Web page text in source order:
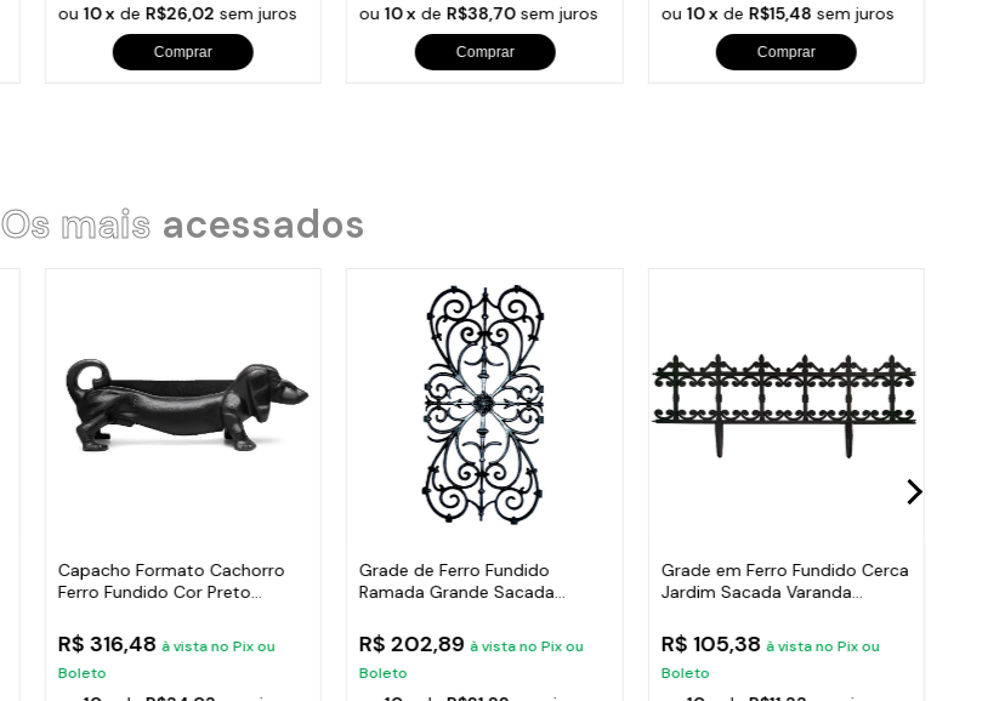
ou10 x de R$26,02 sem juros
Comprar
ou10 x deR$38,70 sem juros
Comprar
ou10 x de R$15,48 sem juros
Comprar
Os mais acessados
Capacho Formato Cachorro
Ferro Fundido Cor Preto
R$ 316,48 à vista no Pix ou
Boleto
Grade de Ferro Fundido
Ramada Grande Sacada
R$ 202,89à vista no Pix ou
Boleto
Grade em Ferro Fundido Cerca
Jardim Sacada Varanda
R$ 105,38 à vista no Pix ou
Boleto